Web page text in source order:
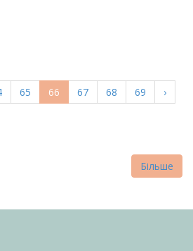
Page
65
Поточна
сторінка
66 Page
67 Page
68 Page
69
›
Більше